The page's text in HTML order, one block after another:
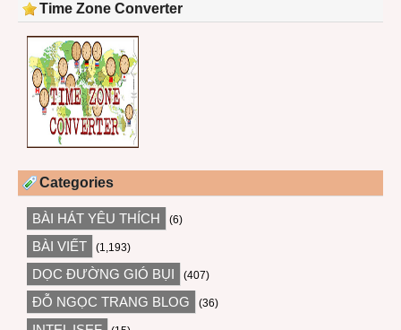
Time Zone Converter
Categories
BÀI HÁT YÊU THÍCH (6)
BÀI VIẾT (1,193)
DỌC ĐƯỜNG GIÓ BỤI (407)
ĐỖ NGỌC TRANG BLOG (36)